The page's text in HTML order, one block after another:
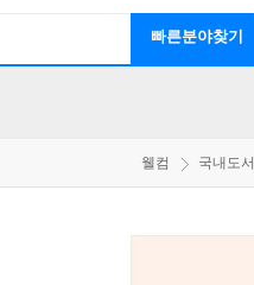
빠른분야찾기
웰컴 국내도서